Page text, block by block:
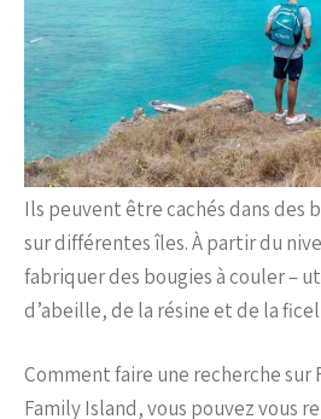
Ils peuvent être cachés dans des
sur différentes îles. À partir du
fabriquer des bougies à couler –
d’abeille, de la résine et de la
Comment faire une recherche sur
Family Island, vous pouvez vous